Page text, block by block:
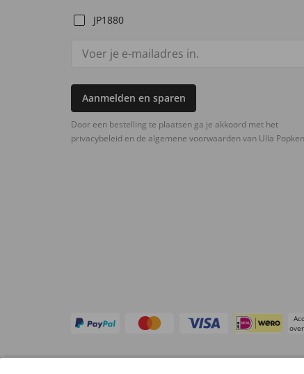
JP1880
Aanmelden en sparen
Door een bestelling te plaatsen ga je akkoord met het
privacybeleid en de algemene voorwaarden van Ulla